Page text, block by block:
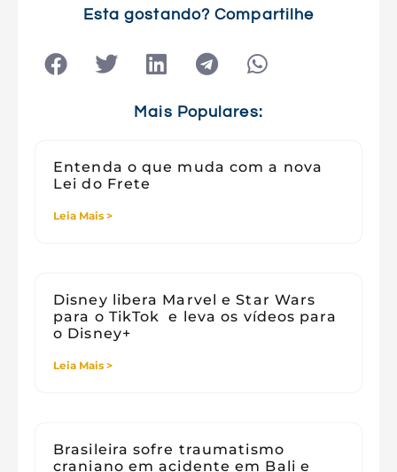
Tecnologia
Esta gostando? Compartilhe
Mais Populares:
Entenda o que muda com a nova
Lei do Frete
Leia Mais >
Disney libera Marvel e Star Wars
para o TikTok e leva os vídeos para
o Disney+
Leia Mais >
Brasileira sofre traumatismo
craniano em acidente em Bali e